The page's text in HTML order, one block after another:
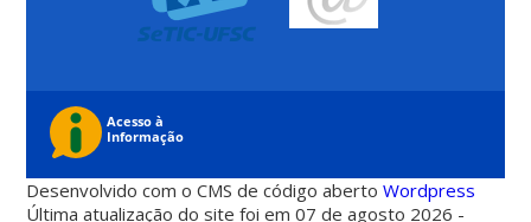
Desenvolvido com o CMS de código abertoWordpress
Última atualização do site foi em 07 de agosto 2026 -